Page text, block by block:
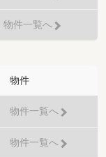
物件一覧へ
物件
物件一覧へ
物件一覧へ